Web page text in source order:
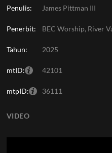
Penulis: James Pittman III
Penerbit: BEC Worship, River
Tahun: 2025
mtID: 42101
mtpID: 36111
VIDEO